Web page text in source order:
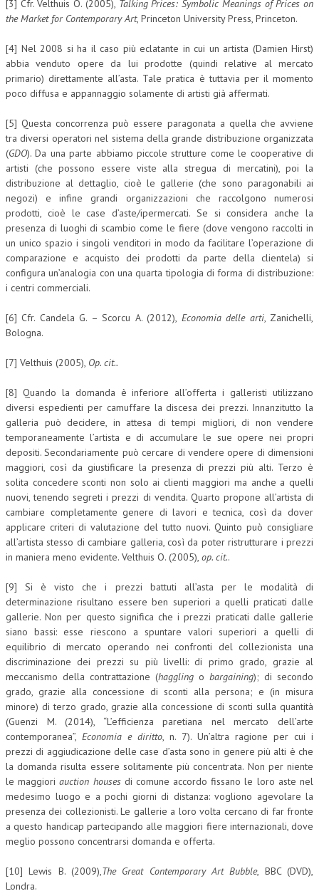
[3] Cfr. Velthuis O. (2005), Talking Prices: Symbolic Meanings of Prices on
the Market for Contemporary Art, Princeton University Press, Princeton.
[4] Nel 2008 si ha il caso più eclatante in cui un artista (Damien Hirst)
abbia venduto opere da lui prodotte (quindi relative al mercato
primario) direttamente all’asta. Tale pratica è tuttavia per il momento
poco diffusa e appannaggio solamente di artisti già affermati.
[5] Questa concorrenza può essere paragonata a quella che avviene
tra diversi operatori nel sistema della grande distribuzione organizzata
(GDO). Da una parte abbiamo piccole strutture come le cooperative di
artisti (che possono essere viste alla stregua di mercatini), poi la
distribuzione al dettaglio, cioè le gallerie (che sono paragonabili ai
negozi) e infine grandi organizzazioni che raccolgono numerosi
prodotti, cioè le case d’aste/ipermercati. Se si considera anche la
presenza di luoghi di scambio come le fiere (dove vengono raccolti in
un unico spazio i singoli venditori in modo da facilitare l’operazione di
comparazione e acquisto dei prodotti da parte della clientela) si
configura un’analogia con una quarta tipologia di forma di distribuzione:
i centri commerciali.
[6] Cfr. Candela G. – Scorcu A. (2012), Economia delle arti, Zanichelli,
Bologna.
[7] Velthuis (2005), Op. cit..
[8] Quando la domanda è inferiore all’offerta i galleristi utilizzano
diversi espedienti per camuffare la discesa dei prezzi. Innanzitutto la
galleria può decidere, in attesa di tempi migliori, di non vendere
temporaneamente l’artista e di accumulare le sue opere nei propri
depositi. Secondariamente può cercare di vendere opere di dimensioni
maggiori, così da giustificare la presenza di prezzi più alti. Terzo è
solita concedere sconti non solo ai clienti maggiori ma anche a quelli
nuovi, tenendo segreti i prezzi di vendita. Quarto propone all’artista di
cambiare completamente genere di lavori e tecnica, così da dover
applicare criteri di valutazione del tutto nuovi. Quinto può consigliare
all’artista stesso di cambiare galleria, così da poter ristrutturare i prezzi
in maniera meno evidente. Velthuis O. (2005), op. cit..
[9] Si è visto che i prezzi battuti all’asta per le modalità di
determinazione risultano essere ben superiori a quelli praticati dalle
gallerie. Non per questo significa che i prezzi praticati dalle gallerie
siano bassi: esse riescono a spuntare valori superiori a quelli di
equilibrio di mercato operando nei confronti del collezionista una
discriminazione dei prezzi su più livelli: di primo grado, grazie al
meccanismo della contrattazione (haggling o bargaining); di secondo
grado, grazie alla concessione di sconti alla persona; e (in misura
minore) di terzo grado, grazie alla concessione di sconti sulla quantità
(Guenzi M. (2014), “L’efficienza paretiana nel mercato dell’arte
contemporanea”, Economia e diritto, n. 7). Un’altra ragione per cui i
prezzi di aggiudicazione delle case d’asta sono in genere più alti è che
la domanda risulta essere solitamente più concentrata. Non per niente
le maggioriauction houses di comune accordo fissano le loro aste nel
medesimo luogo e a pochi giorni di distanza: vogliono agevolare la
presenza dei collezionisti. Le gallerie a loro volta cercano di far fronte
a questo handicap partecipando alle maggiori fiere internazionali, dove
meglio possono concentrarsi domanda e offerta.
[10] Lewis B. (2009),The Great Contemporary Art Bubble, BBC (DVD),
Londra.